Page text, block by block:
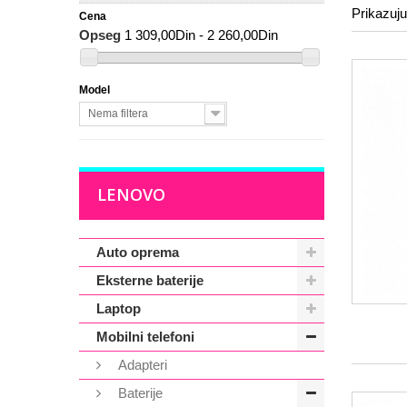
Cena
Opseg 1 309,00Din - 2 260,00Din
Model
Nema filtera
LENOVO
Auto oprema
Eksterne baterije
Laptop
Mobilni telefoni
Adapteri
Baterije